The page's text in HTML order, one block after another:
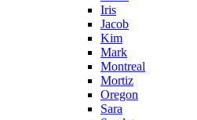
Iris
Jacob
Kim
Mark
Montreal
Mortiz
Oregon
Sara